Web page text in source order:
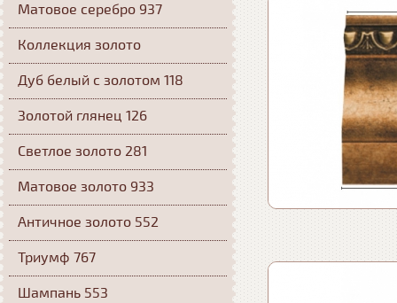
Матовое серебро 937
Коллекция золото
Дуб белый с золотом 118
Золотой глянец 126
Светлое золото 281
Матовое золото 933
Античное золото 552
Триумф 767
Шампань 553